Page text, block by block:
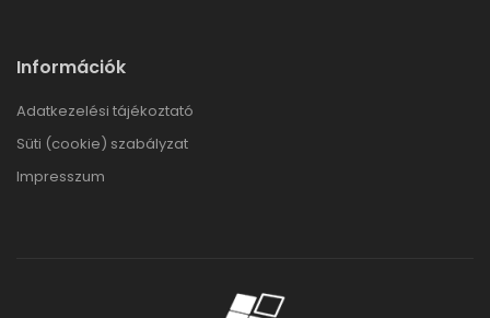
Információk
Adatkezelési tájékoztató
Süti (cookie) szabályzat
Impresszum